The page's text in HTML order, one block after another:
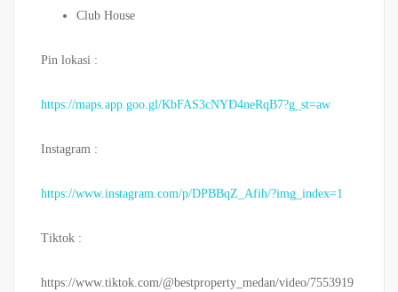
Club House
Pin lokasi :
https://maps.app.goo.gl/KbFAS3cNYD4neRqB7?g_st=aw
Instagram :
https://www.instagram.com/p/DPBBqZ_Afih/?img_index=1
Tiktok :
https://www.tiktok.com/@bestproperty_medan/video/7553919